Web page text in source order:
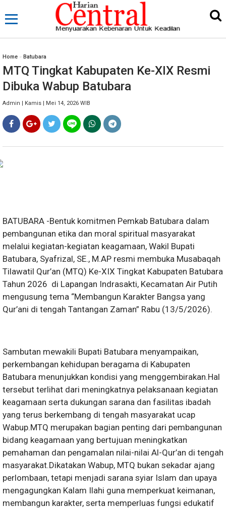
Home » Batubara
MTQ Tingkat Kabupaten Ke-XIX Resmi
Dibuka Wabup Batubara
Admin | Kamis | Mei 14, 2026 WIB
BATUBARA -Bentuk komitmen Pemkab Batubara dalam
pembangunan etika dan moral spiritual masyarakat
melalui kegiatan-kegiatan keagamaan, Wakil Bupati
Batubara, Syafrizal, SE., M.AP resmi membuka Musabaqah
Tilawatil Qur’an (MTQ) Ke-XIX Tingkat Kabupaten Batubara
Tahun 2026 di Lapangan Indrasakti, Kecamatan Air Putih
mengusung tema “Membangun Karakter Bangsa yang
Qur’ani di tengah Tantangan Zaman” Rabu (13/5/2026).
Sambutan mewakili Bupati Batubara menyampaikan,
perkembangan kehidupan beragama di Kabupaten
Batubara menunjukkan kondisi yang menggembirakan.Hal
tersebut terlihat dari meningkatnya pelaksanaan kegiatan
keagamaan serta dukungan sarana dan fasilitas ibadah
yang terus berkembang di tengah masyarakat ucap
Wabup.MTQ merupakan bagian penting dari pembangunan
bidang keagamaan yang bertujuan meningkatkan
pemahaman dan pengamalan nilai-nilai Al-Qur’an di tengah
masyarakat.Dikatakan Wabup, MTQ bukan sekadar ajang
perlombaan, tetapi menjadi sarana syiar Islam dan upaya
mengagungkan Kalam Ilahi guna memperkuat keimanan,
membangun karakter, serta memperluas fungsi edukatif